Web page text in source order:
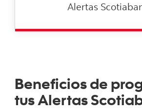
Alertas
Beneficios de
tus Alertas